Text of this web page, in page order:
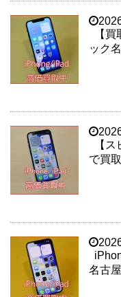
【
ック
【
で買
名古